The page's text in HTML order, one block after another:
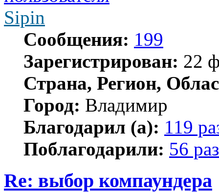
Sipin
Сообщения: 199
Зарегистрирован: 22
Страна, Регион,
Город: Владимир
Благодарил (а): 119
Поблагодарили: 56 раз
Re: выбор компаундера